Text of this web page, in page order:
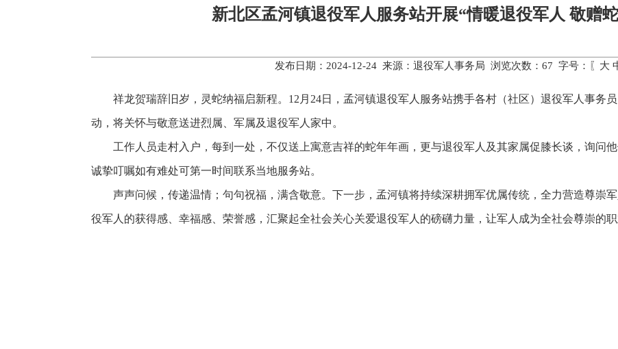
新北区孟河镇退役军人服务站开展“情暖退役军人 敬赠
发布日期：2024-12-24 来源：退役军人事务局 浏览次数： 67 字号：〖 大
祥龙贺瑞辞旧岁，灵蛇纳福启新程。12月24日，孟河镇退役军人服务站携手各村（社区）退役军人事务
动，将关怀与敬意送进烈属、军属及退役军人家中。
工作人员走村入户，每到一处，不仅送上寓意吉祥的蛇年年画，更与退役军人及其家属促膝长谈，询问
诚挚叮嘱如有难处可第一时间联系当地服务站。
声声问候，传递温情；句句祝福，满含敬意。下一步，孟河镇将持续深耕拥军优属传统，全力营造尊崇
役军人的获得感、幸福感、荣誉感，汇聚起全社会关心关爱退役军人的磅礴力量，让军人成为全社会尊崇的